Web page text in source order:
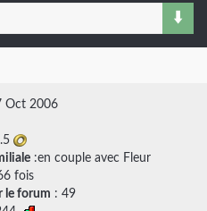
Oct 2006
:en couple avec Fleur
fois
le forum : 49